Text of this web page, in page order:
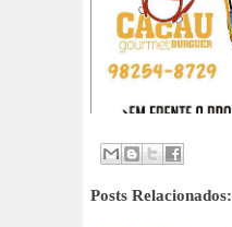
Posts Relacionados: